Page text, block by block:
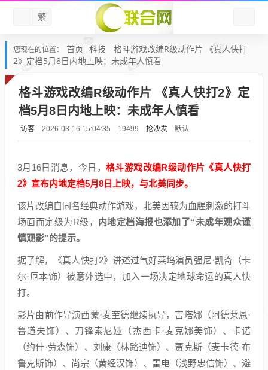
繁
您现在的位置： 首页 科技
格斗游戏改编R级动作片 《真人快打
2》定档5月8日内地上映：未成年人慎看
格斗游戏改编R级动作片 《真人快打2》定
档5月8日内地上映：未成年人慎看
访客 2026-03-16 15:04:35 19499 抢沙发 默认
3月16日消息，今日， 格斗游戏改编R级动作片《真人快打
2》宣布内地定档5月8日上映，与北美同步。
该片改编自同名经典动作游戏，北美因较为血腥刺激的打斗
场面而定级为R级， 内地定档海报也添加了“未成年观众谨
慎观影”的提示。
据了解，《真人快打2》讲述过气好莱坞演员强尼·凯奇（卡
尔·厄本饰）被意外选中，加入一场决定地球命运的真人快
打。
影片由前作导演西蒙·麦奎德继续执导，吉塔娜（阿德莱恩·
鲁道夫饰）、刀锋索尼娅（杰西卡·麦克娜美饰）、卡诺
（约什·劳森饰）、刘康（林路迪饰）、贾克斯（麦卡德·布
鲁克斯饰）、尚宗（黄经汉饰）、雷电（浅野忠信饰）、避